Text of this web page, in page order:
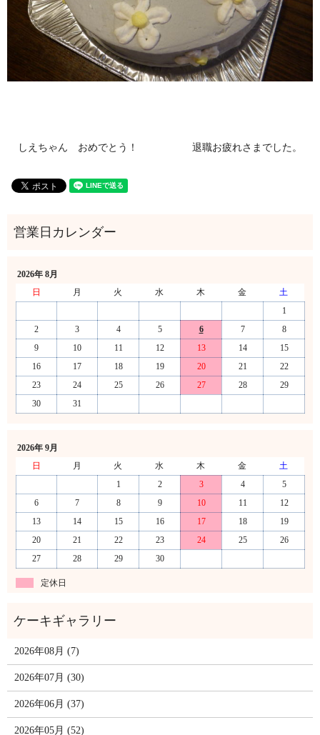
しえちゃん おめでとう！ 退職お疲れさまでした。
2026年 8月
日
月 火 水 木 金
土
1
2
3 4 5 6 7
8
9
10 11 12 13 14
15
16
17 18 19 20 21
22
23
24 25 26 27 28
29
30
31
2026年 9月
日
月 火 水 木 金
土
1
2 3 4
5
6
7 8 9 10 11
12
13
14 15 16 17 18
19
20
21 22 23 24 25
26
27
28 29 30
定休日
2026年08月 (7)
2026年07月 (30)
2026年06月 (37)
2026年05月 (52)